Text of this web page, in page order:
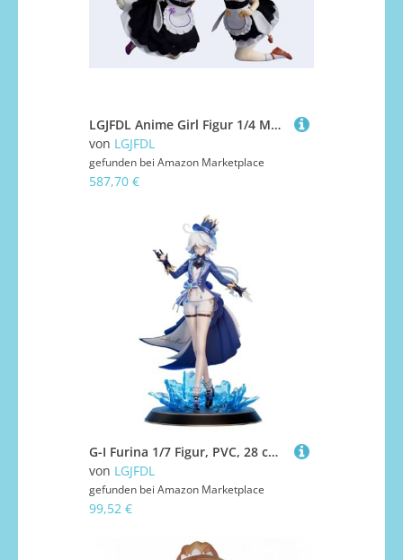
LGJFDL Anime Girl Figur 1/4 Modell Spielzeug Sammlung Puppe Erwachsene Statue Ornament
von LGJFDL
gefunden bei Amazon Marketplace
587,70 €
G-I Furina 1/7 Figur, PVC, 28 cm, Anime-Spielfigur, Desktop-Ornamente, Geschenk
von LGJFDL
gefunden bei Amazon Marketplace
99,52 €